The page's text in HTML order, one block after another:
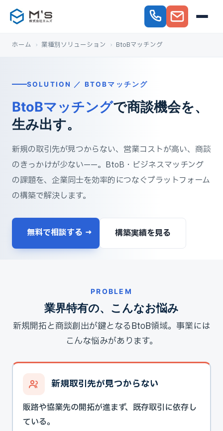
ホーム › 業種別ソリューション › BtoBマッチング
SOLUTION ／ BTOBマッチング
BtoBマッチングで商談機会を、
生み出す。
新規の取引先が見つからない、営業コストが高い、商談
のきっかけが少ない——。BtoB・ビジネスマッチング
の課題を、企業同士を効率的につなぐプラットフォーム
の構築で解決します。
無料で相談する → 構築実績を見る
PROBLEM
業界特有の、こんなお悩み
新規開拓と商談創出が鍵となるBtoB領域。事業には
こんな悩みがあります。
新規取引先が見つからない
販路や協業先の開拓が進まず、既存取引に依存し
ている。